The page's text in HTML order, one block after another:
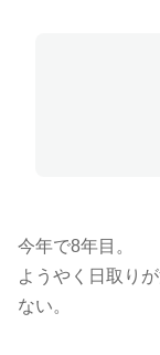
今年で8年目。
ようやく日取り
ない。